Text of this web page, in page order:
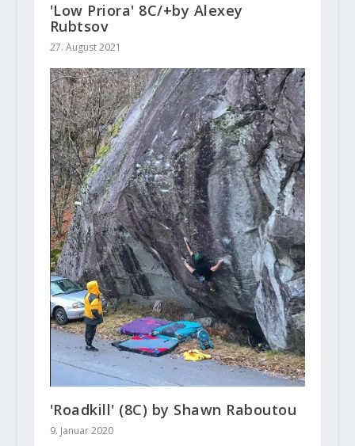
'Low Priora' 8C/+by Alexey
Rubtsov
27. August 2021
'Roadkill' (8C) by Shawn Raboutou
9. Januar 2020